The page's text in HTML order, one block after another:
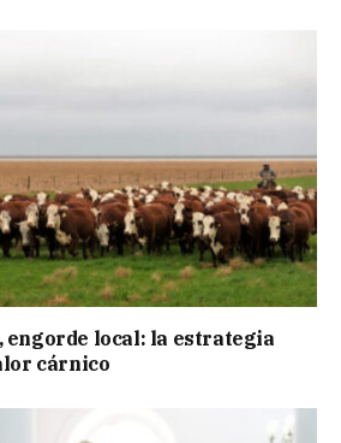
local: la estrategia
cárnico